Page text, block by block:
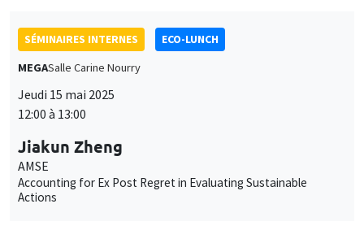
SÉMINAIRES INTERNES
ECO-LUNCH
MEGASalle Carine Nourry
Jeudi 15 mai 2025
12:00 à 13:00
Jiakun Zheng
AMSE
Accounting for Ex Post Regret in Evaluating Sustainable
Actions